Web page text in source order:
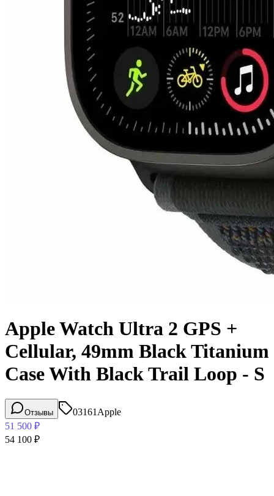
Apple Watch Ultra 2 GPS +
Cellular, 49mm Black Titanium
Case With Black Trail Loop - S
Отзывы 03161 Apple
51 500 ₽
54 100 ₽